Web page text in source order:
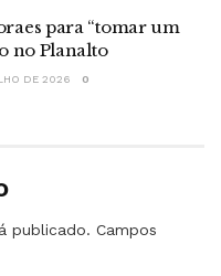
para “tomar um
no Planalto
DE 2026 0
publicado. Campos